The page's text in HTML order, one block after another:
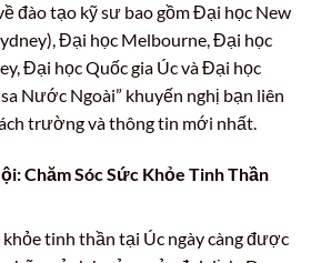
đào tạo kỹ sư bao gồm Đại học New
Đại học Melbourne, Đại học
Đại học Quốc gia Úc và Đại học
Nước Ngoài” khuyến nghị bạn liên
trường và thông tin mới nhất.
Chăm Sóc Sức Khỏe Tinh Thần
khỏe tinh thần tại Úc ngày càng được